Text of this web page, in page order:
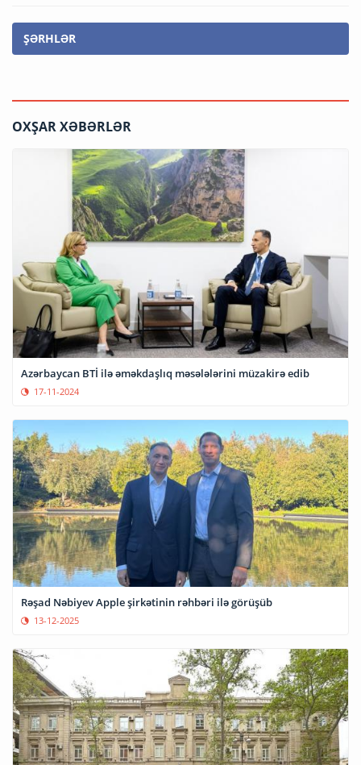
ŞƏRHLƏR
OXŞAR XƏBƏRLƏR
Azərbaycan BTİ ilə əməkdaşlıq məsələlərini müzakirə edib
17-11-2024
Rəşad Nəbiyev Apple şirkətinin rəhbəri ilə görüşüb
13-12-2025